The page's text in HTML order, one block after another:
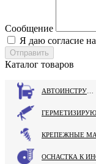
Сообщение
Я даю согласие на
Каталог товаров